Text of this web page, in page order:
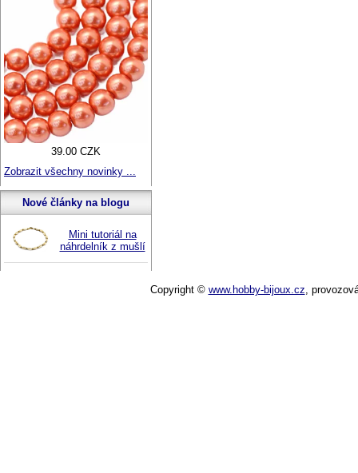
39.00 CZK
Zobrazit všechny novinky ...
Nové články na blogu
Mini tutoriál na
náhrdelník z mušlí
Copyright © www.hobby-bijoux.cz